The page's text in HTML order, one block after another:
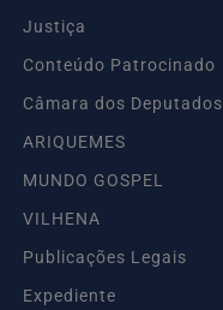
Justiça
Conteúdo Patrocinado
Câmara dos Deputados
ARIQUEMES
MUNDO GOSPEL
VILHENA
Publicações Legais
Expediente